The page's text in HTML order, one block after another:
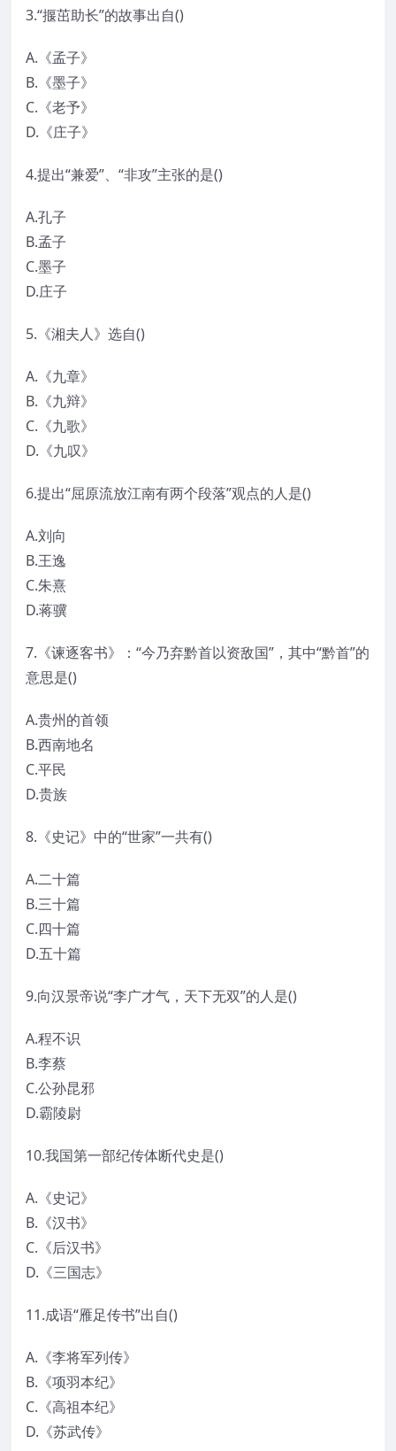
3.“揠茁助长”的故事出自()
A.《孟子》
B.《墨子》
C.《老予》
D.《庄子》
4.提出“兼爱”、“非攻”主张的是()
A.孔子
B.孟子
C.墨子
D.庄子
5.《湘夫人》选自()
A.《九章》
B.《九辩》
C.《九歌》
D.《九叹》
6.提出“屈原流放江南有两个段落”观点的人是()
A.刘向
B.王逸
C.朱熹
D.蒋骥
7.《谏逐客书》：“今乃弃黔首以资敌国”，其中“黔首”的
意思是()
A.贵州的首领
B.西南地名
C.平民
D.贵族
8.《史记》中的“世家”一共有()
A.二十篇
B.三十篇
C.四十篇
D.五十篇
9.向汉景帝说“李广才气，天下无双”的人是()
A.程不识
B.李蔡
C.公孙昆邪
D.霸陵尉
10.我国第一部纪传体断代史是()
A.《史记》
B.《汉书》
C.《后汉书》
D.《三国志》
11.成语“雁足传书”出自()
A.《李将军列传》
B.《项羽本纪》
C.《高祖本纪》
D.《苏武传》